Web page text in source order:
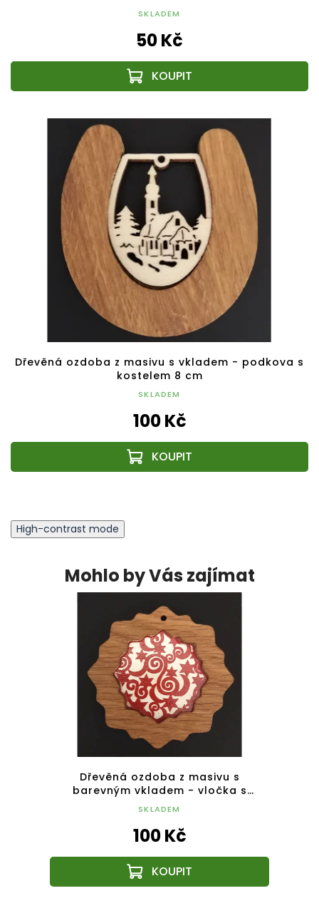
SKLADEM
50 Kč
Dřevěná ozdoba z masivu s vkladem - podkova s
kostelem 8 cm
SKLADEM
100 Kč
High-contrast mode
Mohlo by Vás zajímat
Dřevěná ozdoba z masivu s
barevným vkladem - vločka s
ornamentem 8 cm
SKLADEM
100 Kč